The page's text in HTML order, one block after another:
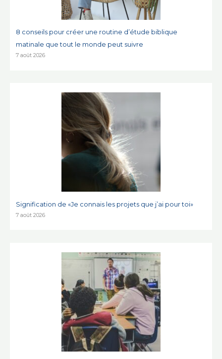
8 conseils pour créer une routine d’étude biblique
matinale que tout le monde peut suivre
7 août 2026
Signification de «Je connais les projets que j’ai pour toi»
7 août 2026